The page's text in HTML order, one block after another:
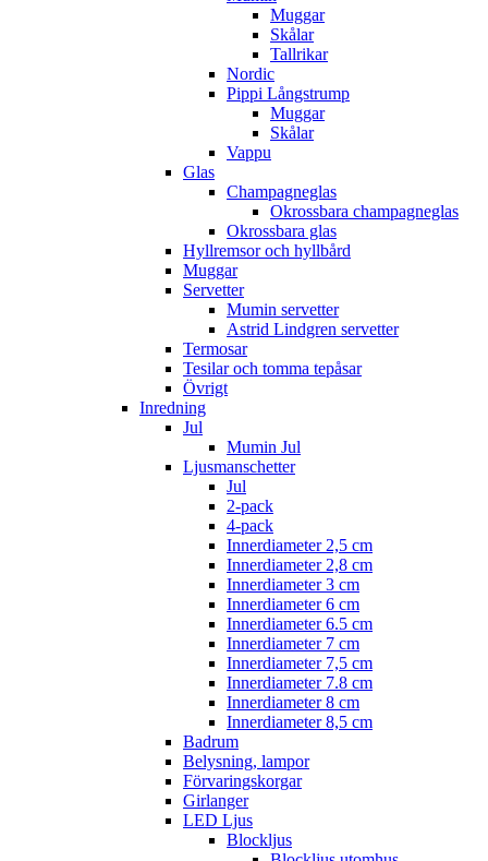
Muggar
Skålar
Tallrikar
Nordic
Pippi Långstrump
Muggar
Skålar
Vappu
Glas
Champagneglas
Okrossbara champagneglas
Okrossbara glas
Hyllremsor och hyllbård
Muggar
Servetter
Mumin servetter
Astrid Lindgren servetter
Termosar
Tesilar och tomma tepåsar
Övrigt
Inredning
Jul
Mumin Jul
Ljusmanschetter
Jul
2-pack
4-pack
Innerdiameter 2,5 cm
Innerdiameter 2,8 cm
Innerdiameter 3 cm
Innerdiameter 6 cm
Innerdiameter 6.5 cm
Innerdiameter 7 cm
Innerdiameter 7,5 cm
Innerdiameter 7.8 cm
Innerdiameter 8 cm
Innerdiameter 8,5 cm
Badrum
Belysning, lampor
Förvaringskorgar
Girlanger
LED Ljus
Blockljus